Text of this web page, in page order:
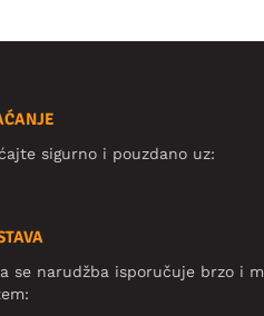
sigurno i pouzdano uz:
se narudžba isporučuje brzo i